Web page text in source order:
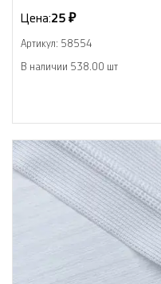
Цена:25 ₽
Артикул: 58554
В наличии 538.00 шт